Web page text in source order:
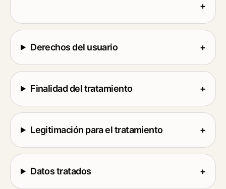
+
Derechos del usuario +
Finalidad del tratamiento +
Legitimación para el tratamiento +
Datos tratados +